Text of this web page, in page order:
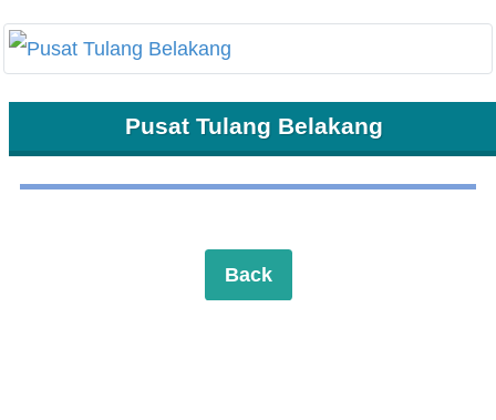
Pusat Tulang Belakang
Back